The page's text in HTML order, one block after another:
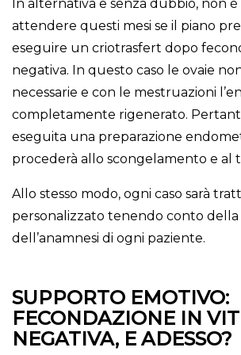
In alternativa e senza dubbio, non è
attendere questi mesi se il piano
eseguire un criotrasfert dopo
negativa. In questo caso le ovaie
necessarie e con le mestruazioni
completamente rigenerato.
eseguita una preparazione
procederà allo scongelamento e al
Allo stesso modo, ogni caso sarà
personalizzato tenendo conto della
dell’anamnesi di ogni paziente.
SUPPORTO EMOTIVO:
FECONDAZIONE IN
NEGATIVA, E ADESSO?